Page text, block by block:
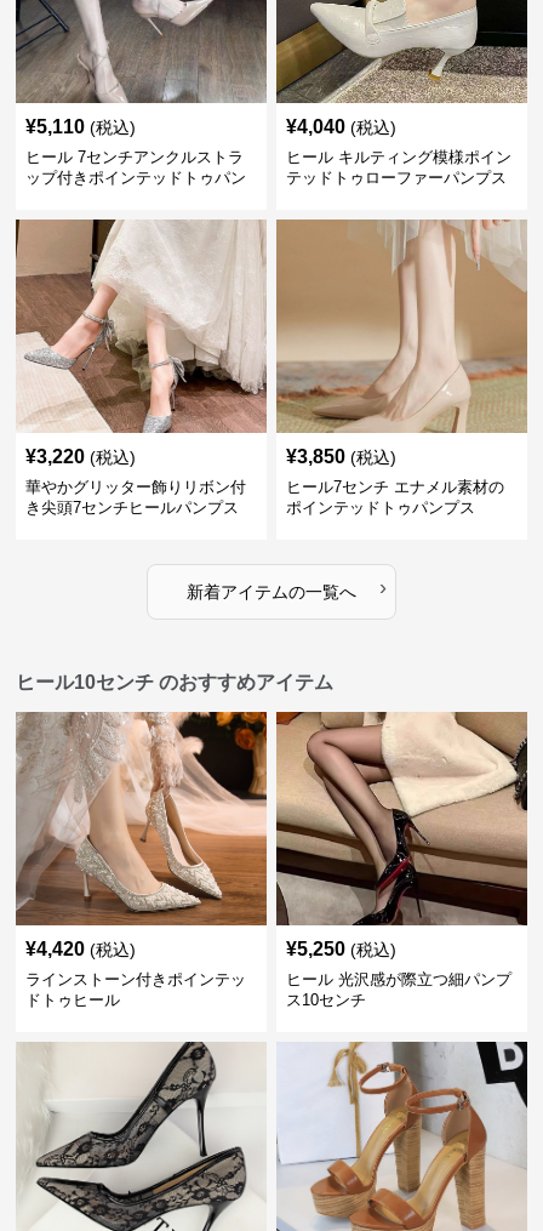
¥5,110 (税込)
ヒール 7センチアンクルストラ
ップ付きポインテッドトゥパン
¥4,040 (税込)
ヒール キルティング模様ポイン
テッドトゥローファーパンプス
¥3,220 (税込)
華やかグリッター飾りリボン付
き尖頭7センチヒールパンプス
¥3,850 (税込)
ヒール7センチ エナメル素材の
ポインテッドトゥパンプス
新着アイテムの一覧へ ›
ヒール10センチ のおすすめアイテム
¥4,420 (税込)
ラインストーン付きポインテッ
ドトゥヒール
¥5,250 (税込)
ヒール 光沢感が際立つ細パンプ
ス10センチ